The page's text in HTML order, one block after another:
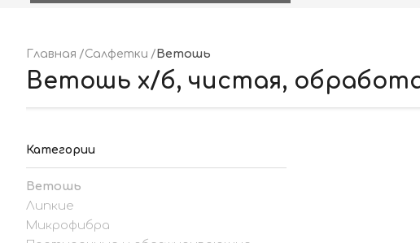
Главная Салфетки Ветошь
Ветошь х/б, чистая,
Категории
Ветошь
Липкие
Микрофибра